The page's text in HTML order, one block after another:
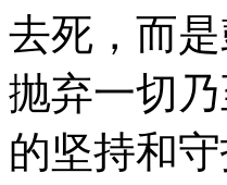
去死，而
抛弃一切
的坚持和